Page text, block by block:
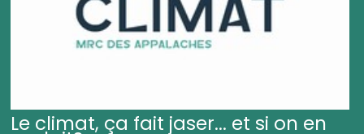
Le climat, ça fait jaser... et si on en